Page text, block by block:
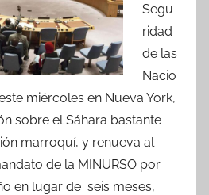
Segu
ridad
de las
Nacio
miércoles en Nueva York,
sobre el Sáhara bastante
marroquí, y renueva al
de la MINURSO por
en lugar de seis meses,